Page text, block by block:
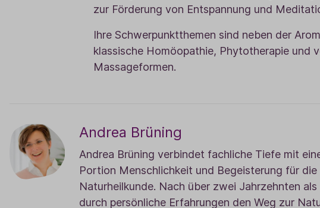
zur Förderung von Entspannung und
Ihre Schwerpunktthemen sind neben der
klassische Homöopathie, Phytotherapie und
Massageformen.
Andrea Brüning
Andrea Brüning verbindet fachliche Tiefe mit
Portion Menschlichkeit und Begeisterung für die
Naturheilkunde. Nach über zwei Jahrzehnten
durch persönliche Erfahrungen den Weg zur